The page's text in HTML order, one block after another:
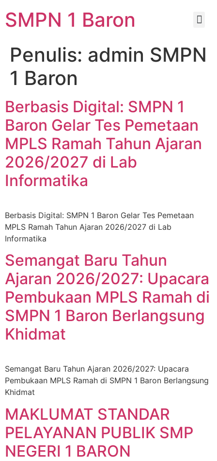
SMPN 1 Baron
Penulis: admin SMPN
1 Baron
Berbasis Digital: SMPN 1
Baron Gelar Tes Pemetaan
MPLS Ramah Tahun Ajaran
2026/2027 di Lab
Informatika
Berbasis Digital: SMPN 1 Baron Gelar Tes Pemetaan
MPLS Ramah Tahun Ajaran 2026/2027 di Lab
Informatika
Semangat Baru Tahun
Ajaran 2026/2027: Upacara
Pembukaan MPLS Ramah di
SMPN 1 Baron Berlangsung
Khidmat
Semangat Baru Tahun Ajaran 2026/2027: Upacara
Pembukaan MPLS Ramah di SMPN 1 Baron Berlangsung
Khidmat
MAKLUMAT STANDAR
PELAYANAN PUBLIK SMP
NEGERI 1 BARON